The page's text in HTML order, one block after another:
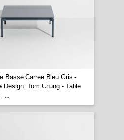
Basse Carree Bleu Gris -
Design. Tom Chung - Table
...